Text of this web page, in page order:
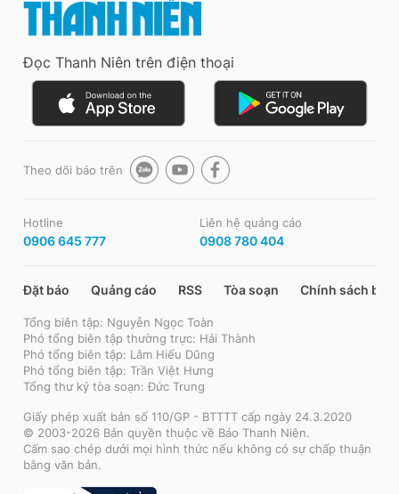
Đọc Thanh Niên trên điện thoại
Theo dõi báo trên
Hotline
0906 645 777
Liên hệ quảng cáo
0908 780 404
Đặt báo Quảng cáo RSS Tòa soạn Chính sách bảo
Tổng biên tập: Nguyễn Ngọc Toàn
Phó tổng biên tập thường trực: Hải Thành
Phó tổng biên tập: Lâm Hiếu Dũng
Phó tổng biên tập: Trần Việt Hưng
Tổng thư ký tòa soạn: Đức Trung
Giấy phép xuất bản số 110/GP - BTTTT cấp ngày 24.3.2020
© 2003-2026 Bản quyền thuộc về Báo Thanh Niên.
Cấm sao chép dưới mọi hình thức nếu không có sự chấp thuận
bằng văn bản.